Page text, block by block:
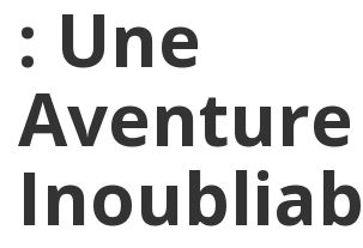
: Une
Aventure